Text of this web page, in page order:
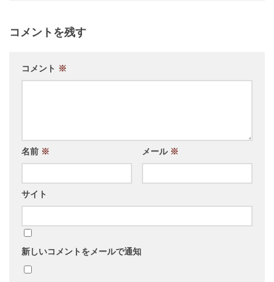
コメントを残す
コメント ※
名前 ※ メール ※
サイト
新しいコメントをメールで通知